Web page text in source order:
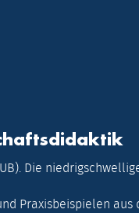
Die
Praxisbeispielen aus